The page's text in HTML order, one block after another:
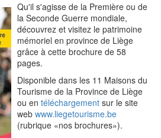
Qu'il s'agisse de la Première ou de
la Seconde Guerre mondiale,
découvrez et visitez le patrimoine
mémoriel en province de Liège
grâce à cette brochure de 58
pages.
Disponible dans les 11 Maisons du
Tourisme de la Province de Liège
ou en téléchargement sur le site
web www.liegetourisme.be
(rubrique «nos brochures»).